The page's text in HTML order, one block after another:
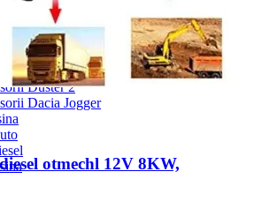
350 Litri
450 litri
masina
Dacia Duster 3
Duster 2
Dacia Jogger
otmechl 12V 8KW,